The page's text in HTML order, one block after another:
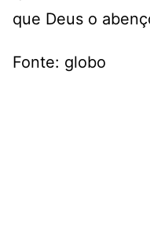
que Deus o
Fonte: globo